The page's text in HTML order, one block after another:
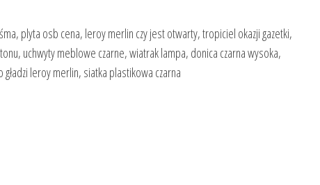
plyta osb cena, leroy merlin czy jest otwarty, tropiciel okazji gazetki,
uchwyty meblowe czarne, wiatrak lampa, donica czarna wysoka,
leroy merlin, siatka plastikowa czarna